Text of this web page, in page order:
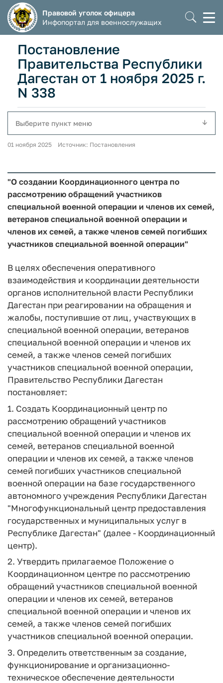
Правовой уголок офицера
Инфопортал для военнослужащих
Постановление
Правительства Республики
Дагестан от 1 ноября 2025 г.
N 338
Выберите пункт меню
01 ноября 2025 Источник: Постановления
"О создании Координационного центра по
рассмотрению обращений участников
специальной военной операции и членов их семей,
ветеранов специальной военной операции и
членов их семей, а также членов семей погибших
участников специальной военной операции"
В целях обеспечения оперативного
взаимодействия и координации деятельности
органов исполнительной власти Республики
Дагестан при реагировании на обращения и
жалобы, поступившие от лиц, участвующих в
специальной военной операции, ветеранов
специальной военной операции и членов их
семей, а также членов семей погибших
участников специальной военной операции,
Правительство Республики Дагестан
постановляет:
1. Создать Координационный центр по
рассмотрению обращений участников
специальной военной операции и членов их
семей, ветеранов специальной военной
операции и членов их семей, а также членов
семей погибших участников специальной
военной операции на базе государственного
автономного учреждения Республики Дагестан
"Многофункциональный центр предоставления
государственных и муниципальных услуг в
Республике Дагестан" (далее - Координационный
центр).
2. Утвердить прилагаемое Положение о
Координационном центре по рассмотрению
обращений участников специальной военной
операции и членов их семей, ветеранов
специальной военной операции и членов их
семей, а также членов семей погибших
участников специальной военной операции.
3. Определить ответственным за создание,
функционирование и организационно-
техническое обеспечение деятельности